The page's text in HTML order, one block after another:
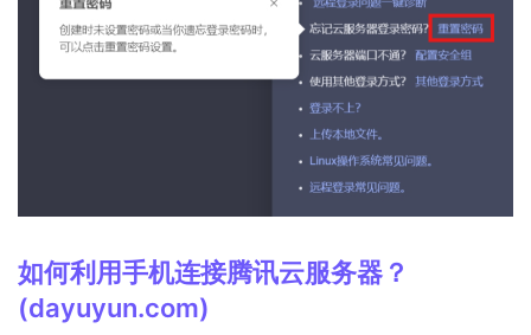
如何利用手机连接腾讯云服务器？
(dayuyun.com)